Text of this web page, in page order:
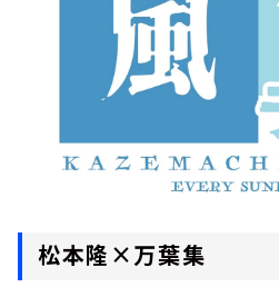
松本隆×万葉集